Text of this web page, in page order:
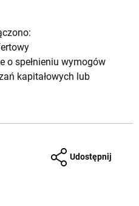
o spełnieniu wymogów
kapitałowych lub
Udostępnij